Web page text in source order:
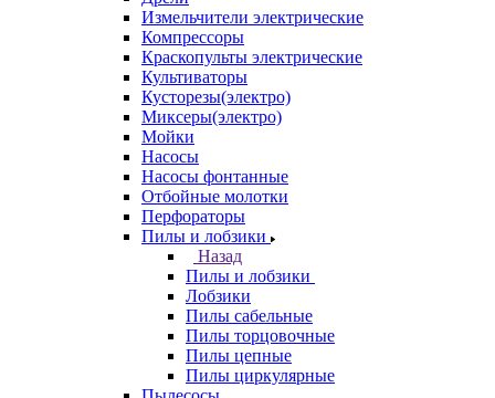
Измельчители электрические
Компрессоры
Краскопульты электрические
Культиваторы
Кусторезы(электро)
Миксеры(электро)
Мойки
Насосы
Насосы фонтанные
Отбойные молотки
Перфораторы
Пилы и лобзики
Назад
Пилы и лобзики
Лобзики
Пилы сабельные
Пилы торцовочные
Пилы цепные
Пилы циркулярные